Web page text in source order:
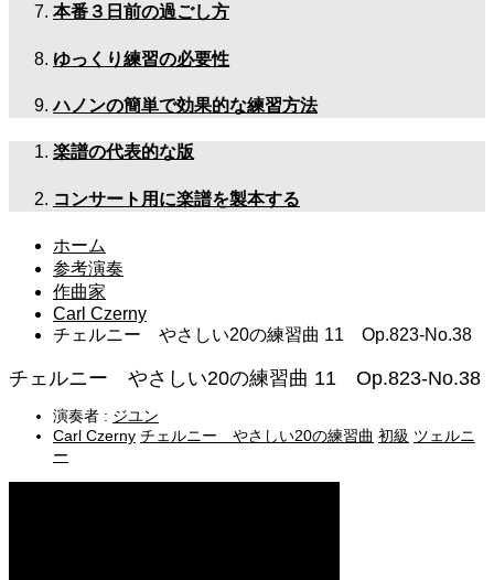
本番３日前の過ごし方
ゆっくり練習の必要性
ハノンの簡単で効果的な練習方法
楽譜の代表的な版
コンサート用に楽譜を製本する
ホーム
参考演奏
作曲家
Carl Czerny
チェルニー やさしい20の練習曲 11 Op.823-No.38
チェルニー やさしい20の練習曲 11 Op.823-No.38
演奏者 : ジユン
Carl Czerny チェルニー やさしい20の練習曲 初級 ツェルニ
ー